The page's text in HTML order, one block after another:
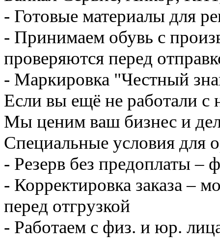
- Готовые материалы для
- Принимаем обувь с
проверяются перед
- Маркировка "Честный
Если вы ещё не работали с
Мы ценим ваш бизнес и
Специальные условия для
- Резерв без предоплаты –
- Корректировка заказа –
перед отгрузкой
- Работаем с физ. и юр.